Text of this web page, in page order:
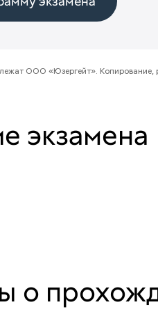
ООО «Юзергейт». Копирование,
экзамена
о